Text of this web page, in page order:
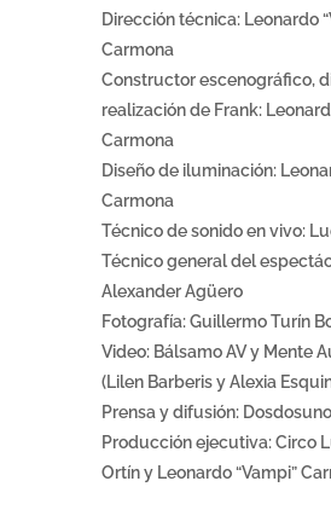
Dirección técnica: Leonardo
Carmona
Constructor escenográfico,
realización de Frank:
Carmona
Diseño de iluminación:
Carmona
Técnico de sonido en vivo:
Técnico general del
Alexander Agüero
Fotografía: Guillermo Turín
Video: Bálsamo AV y Mente
(Lilen Barberis y Alexia
Prensa y difusión:
Producción ejecutiva: Circo
Ortín y Leonardo “Vampi”